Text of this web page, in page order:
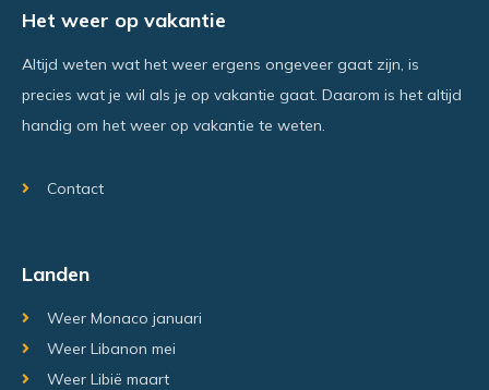
Het weer op vakantie
Altijd weten wat het weer ergens ongeveer gaat zijn, is
precies wat je wil als je op vakantie gaat. Daarom is het altijd
handig om het weer op vakantie te weten.
Contact
Landen
Weer Monaco januari
Weer Libanon mei
Weer Libië maart